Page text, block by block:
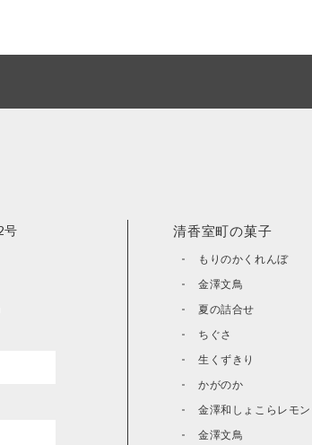
号
清香室町の菓子
もりのかくれんぼ
金澤文鳥
夏の詰合せ
ちぐさ
生くずきり
かがのか
金澤和しょこらレモン
金澤文鳥